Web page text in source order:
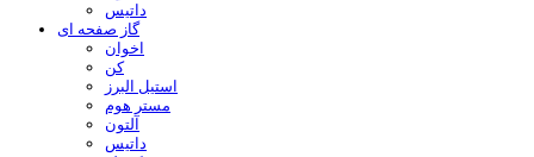
داتیس
گاز صفحه ای
اخوان
کن
استیل البرز
مستر هوم
آلتون
داتیس